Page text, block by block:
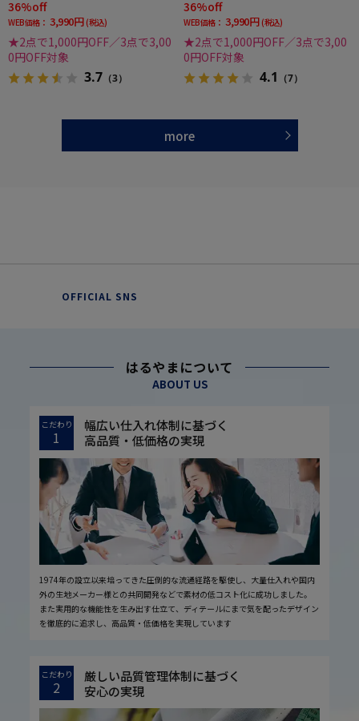
36%off
WEB価格： 3,990円 (税込)
★2点で1,000円OFF／3点で3,00
0円OFF対象
3.7 （3）
36%off
WEB価格： 3,990円 (税込)
★2点で1,000円OFF／3点で3,00
0円OFF対象
4.1 （7）
more
OFFICIAL SNS
はるやまについて
ABOUT US
こだわり
1
幅広い仕入れ体制に基づく
高品質・低価格の実現
1974年の設立以来培ってきた圧倒的な流通経路を駆使し、大量仕入れや国内
外の生地メーカー様との共同開発などで素材の低コスト化に成功しました。
また実用的な機能性を生み出す仕立て、ディテールにまで気を配ったデザイン
を徹底的に追求し、高品質・低価格を実現しています
こだわり
2
厳しい品質管理体制に基づく
安心の実現